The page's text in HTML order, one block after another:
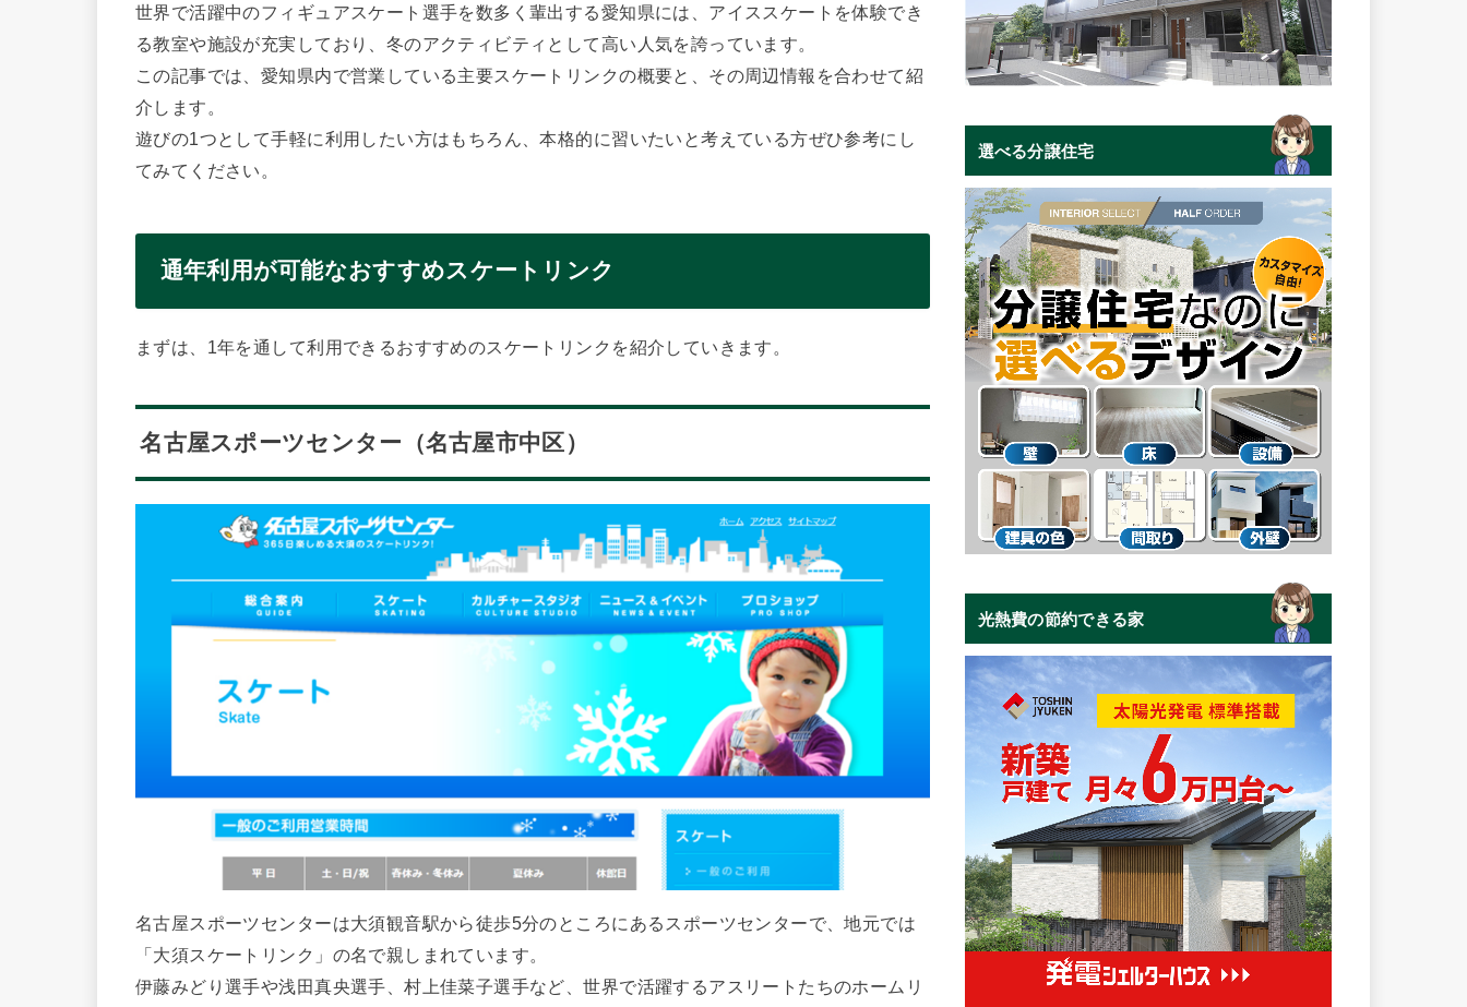
世界で活躍中のフィギュアスケート選手を数多く輩出する愛知県には、アイススケートを体験でき
る教室や施設が充実しており、冬のアクティビティとして高い人気を誇っています。
この記事では、愛知県内で営業している主要スケートリンクの概要と、その周辺情報を合わせて紹
介します。
遊びの1つとして手軽に利用したい方はもちろん、本格的に習いたいと考えている方ぜひ参考にし
てみてください。
通年利用が可能なおすすめスケートリンク
まずは、1年を通して利用できるおすすめのスケートリンクを紹介していきます。
名古屋スポーツセンター（名古屋市中区）
名古屋スポーツセンターは大須観音駅から徒歩5分のところにあるスポーツセンターで、地元では
「大須スケートリンク」の名で親しまれています。
伊藤みどり選手や浅田真央選手、村上佳菜子選手など、世界で活躍するアスリートたちのホームリ
選べる分譲住宅
光熱費の節約できる家